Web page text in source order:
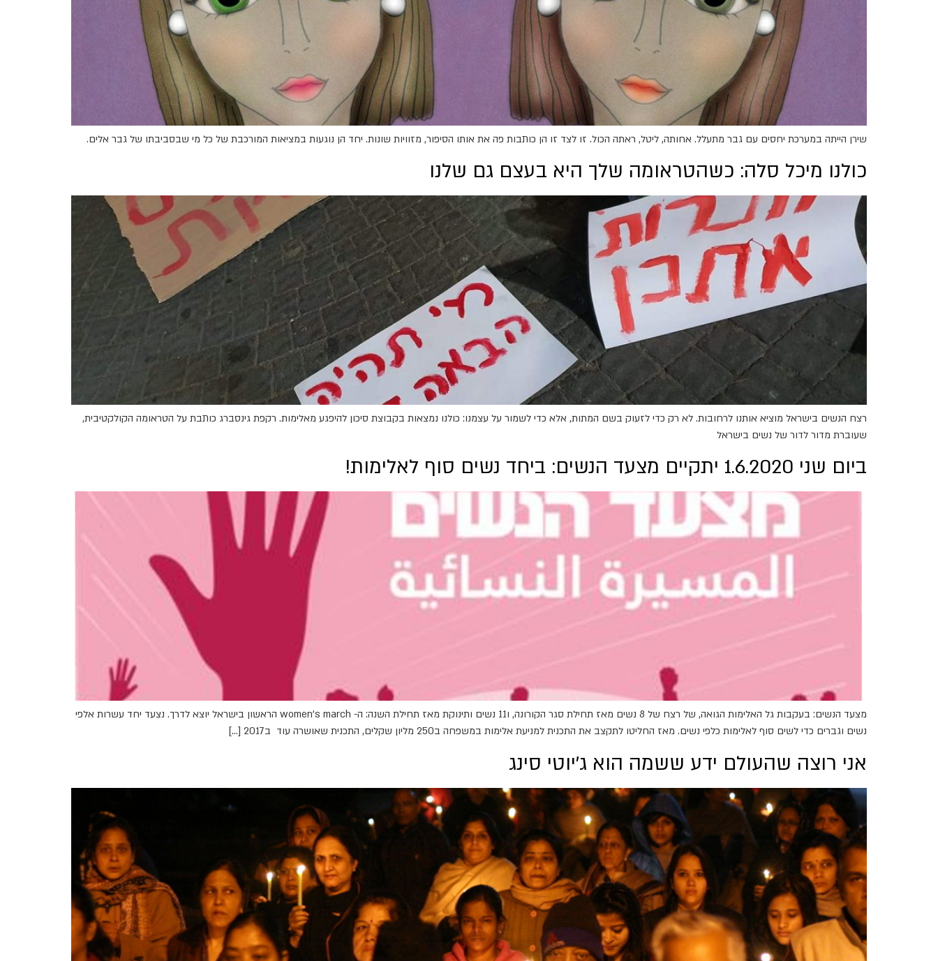
שירן הייתה במערכת יחסים עם גבר מתעלל. אחותה, ליטל, ראתה הכול. זו לצד זו הן כותבות פה את אותו הסיפור, מזוויות שונות. יחד הן נוגעות במציאות המורכבת של כל מי שבסביבתו של גבר אלים.
כולנו מיכל סלה: כשהטראומה שלך היא בעצם גם שלנו
רצח הנשים בישראל מוציא אותנו לרחובות. לא רק כדי לזעוק בשם המתות, אלא כדי לשמור על עצמנו: כולנו נמצאות בקבוצת סיכון להיפגע מאלימות. רקפת גינסברג כותבת על הטראומה הקולקטיבית,
שעוברת מדור לדור של נשים בישראל
ביום שני 1.6.2020 יתקיים מצעד הנשים: ביחד נשים סוף לאלימות!
מצעד הנשים: בעקבות גל האלימות הגואה, של רצח של 8 נשים מאז תחילת סגר הקורונה, ו11 נשים ותינוקת מאז תחילת השנה: ה- women's march הראשון בישראל יוצא לדרך. נצעד יחד עשרות אלפי
נשים וגברים כדי לשים סוף לאלימות כלפי נשים. מאז החליטו לתקצב את התכנית למניעת אלימות במשפחה ב250 מליון שקלים, התכנית שאושרה עוד ב2017 […]
אני רוצה שהעולם ידע ששמה הוא ג'יוטי סינג